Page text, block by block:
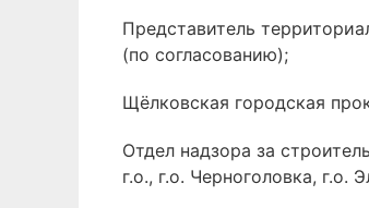
Представитель
(по согласованию);
Щёлковская городская
Отдел надзора за
г.о., г.о. Черноголовка, г.о.